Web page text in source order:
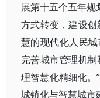
展第十五个五年规
方式转变，建设
慧的现代化人民城
完善城市管理机
理智慧化精细化。
城镇化与智慧城市